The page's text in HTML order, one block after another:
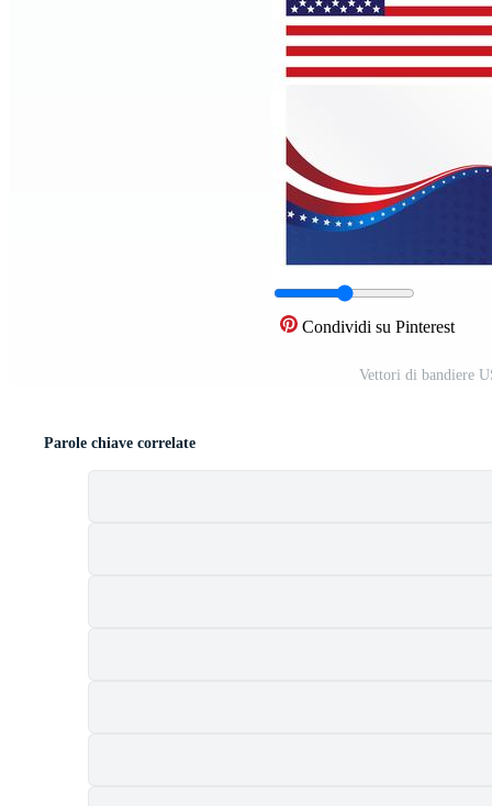
Condividi su Pinterest
Vettori di bandiere
Parole chiave correlate